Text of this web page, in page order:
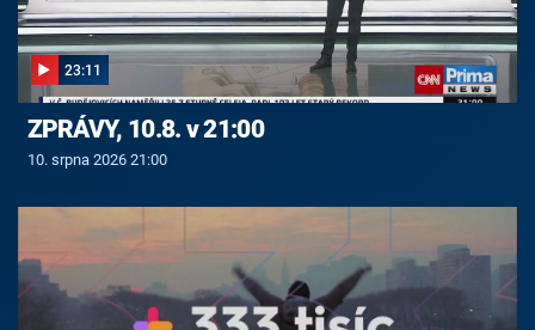
23:11
ZPRÁVY, 10.8. v 21:00
10. srpna 2026 21:00